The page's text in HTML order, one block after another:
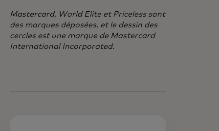
Mastercard, World Elite et Priceless sont
des marques déposées, et le dessin des
cercles est une marque de Mastercard
International Incorporated.